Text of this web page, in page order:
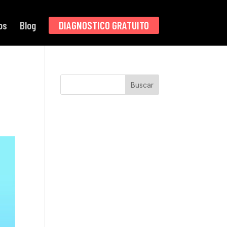
Blog DIAGNOSTICO GRATUITO
Buscar